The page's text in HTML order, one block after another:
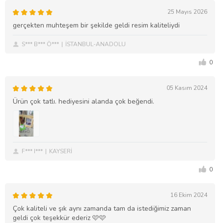
25 Mayıs 2026
gerçekten muhteşem bir şekilde geldi resim kaliteliydi
S*** B*** Ö*** İSTANBUL-ANADOLU
0
05 Kasım 2024
Ürün çok tatlı. hediyesini alanda çok beğendi.
F*** I*** KAYSERİ
0
16 Ekim 2024
Çok kaliteli ve şık aynı zamanda tam da istediğimiz zaman
geldi çok teşekkür ederiz 🩷🩷